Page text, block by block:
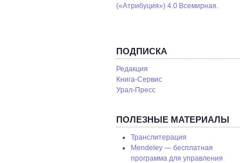
(«Атрибуция») 4.0 Всемирная.
ПОДПИСКА
Редакция
Книга-Сервис
Урал-Пресс
ПОЛЕЗНЫЕ МАТЕРИАЛЫ
Транслитерация
Mendeley — бесплатная
программа для управления